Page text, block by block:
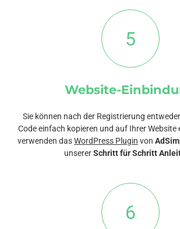
5
Website-
Sie können nach der Registrierung
Code einfach kopieren und auf Ihrer Website
verwenden dasWordPress Plugin von
unsererSchritt für Schritt
6